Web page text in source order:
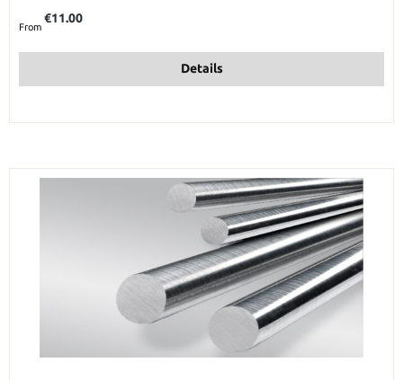
From
€11.00
Details